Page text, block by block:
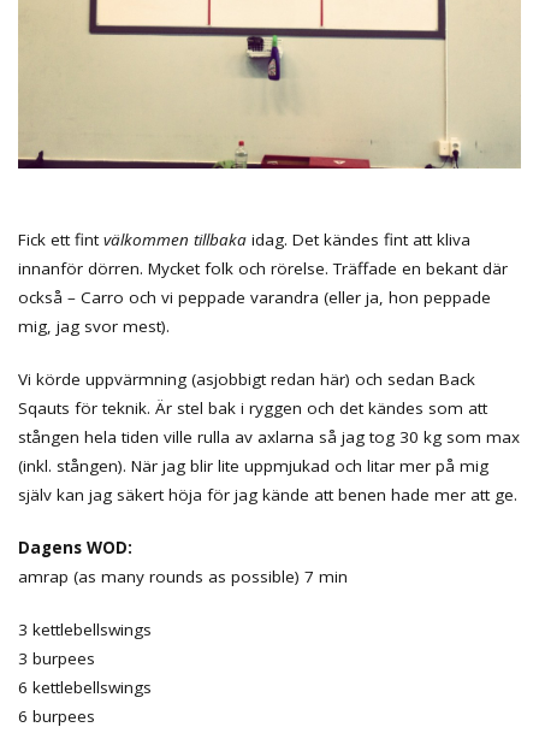
Fick ett fintvälkommen tillbaka idag. Det kändes fint att kliva
innanför dörren. Mycket folk och rörelse. Träffade en bekant där
också – Carro och vi peppade varandra (eller ja, hon peppade
mig, jag svor mest).
Vi körde uppvärmning (asjobbigt redan här) och sedan Back
Sqauts för teknik. Är stel bak i ryggen och det kändes som att
stången hela tiden ville rulla av axlarna så jag tog 30 kg som max
(inkl. stången). När jag blir lite uppmjukad och litar mer på mig
själv kan jag säkert höja för jag kände att benen hade mer att ge.
Dagens WOD:
amrap (as many rounds as possible) 7 min
3 kettlebellswings
3 burpees
6 kettlebellswings
6 burpees